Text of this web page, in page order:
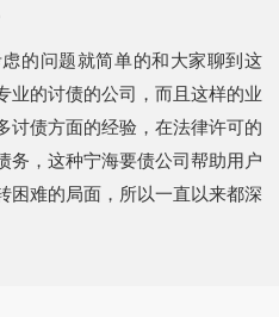
的问题就简单的和大家聊到这
业的讨债的公司，而且这样的业
讨债方面的经验，在法律许可的
务，这种宁海要债公司帮助用户
困难的局面，所以一直以来都深